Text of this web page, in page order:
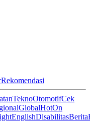
Rekomendasi
TeknoOtomotifCek
GlobalHotOn
EnglishDisabilitasBerita